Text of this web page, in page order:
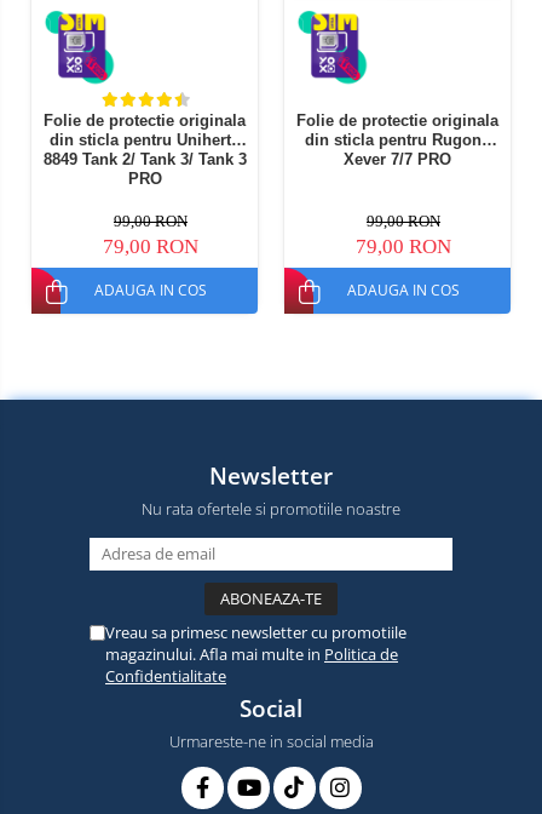
Folie de protectie originala
din sticla pentru Unihertz
8849 Tank 2/ Tank 3/ Tank 3
PRO
99,00 RON
79,00 RON
ADAUGA IN COS
Folie de protectie originala
din sticla pentru Rugone
Xever 7/7 PRO
99,00 RON
79,00 RON
ADAUGA IN COS
Newsletter
Nu rata ofertele si promotiile noastre
Vreau sa primesc newsletter cu promotiile
magazinului. Afla mai multe in Politica de
Confidentialitate
Social
Urmareste-ne in social media